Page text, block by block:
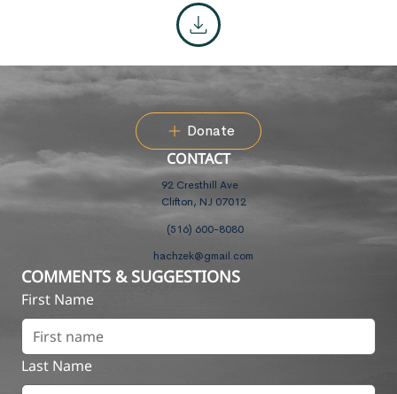
Donate
CONTACT
92 Cresthill Ave
Clifton, NJ 07012
(516) 600-8080
hachzek@gmail.com
COMMENTS & SUGGESTIONS
First Name
Last Name